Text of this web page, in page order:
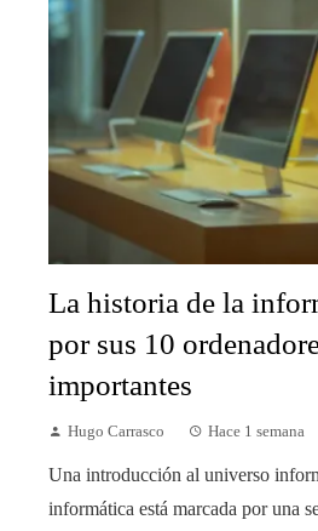
La historia de la
por sus 10
importantes
Hugo Carrasco Hace 1 semana
Una introducción al universo
informática está marcada por una